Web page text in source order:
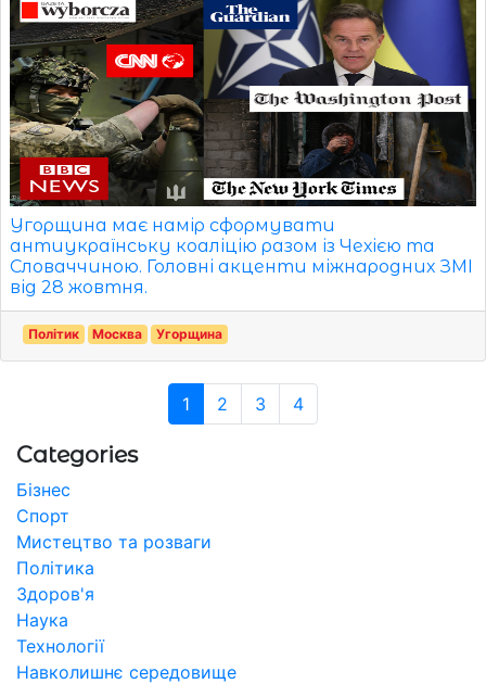
Угорщина має намір сформувати
антиукраїнську коаліцію разом із Чехією та
Словаччиною. Головні акценти міжнародних ЗМІ
від 28 жовтня.
Політик Москва Угорщина
1 2 3 4
Categories
Бізнес
Спорт
Мистецтво та розваги
Політика
Здоров'я
Наука
Технології
Навколишнє середовище